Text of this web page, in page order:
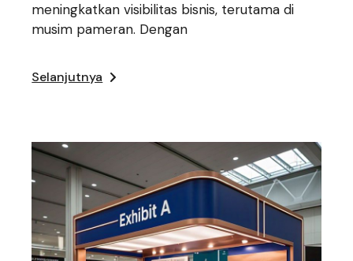
meningkatkan visibilitas bisnis, terutama di
musim pameran. Dengan
Selanjutnya